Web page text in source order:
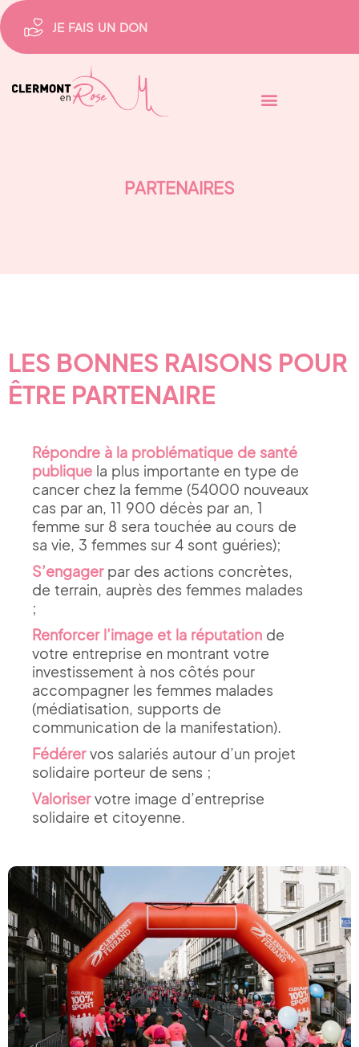
JE FAIS UN DON
PARTENAIRES
LES BONNES RAISONS POUR
ÊTRE PARTENAIRE
Répondre à la problématique de santé
publique la plus importante en type de
cancer chez la femme (54000 nouveaux
cas par an, 11 900 décès par an, 1
femme sur 8 sera touchée au cours de
sa vie, 3 femmes sur 4 sont guéries);
S’engagerpar des actions concrètes,
de terrain, auprès des femmes malades
;
Renforcer l’image et la réputation de
votre entreprise en montrant votre
investissement à nos côtés pour
accompagner les femmes malades
(médiatisation, supports de
communication de la manifestation).
Fédérervos salariés autour d’un projet
solidaire porteur de sens ;
Valoriservotre image d’entreprise
solidaire et citoyenne.